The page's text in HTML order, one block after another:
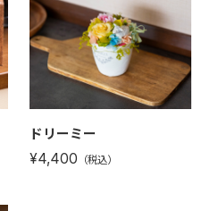
ドリーミー
¥4,400 （税込）